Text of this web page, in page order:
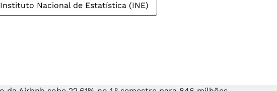
Instituto Nacional de Estatística (INE)